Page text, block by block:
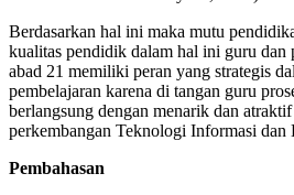
Berdasarkan hal ini maka mutu
kualitas pendidik dalam hal ini guru dan
abad 21 memiliki peran yang strategis
pembelajaran karena di tangan guru
berlangsung dengan menarik dan
perkembangan Teknologi Informasi
Pembahasan